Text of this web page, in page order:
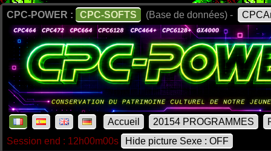
CPC-POWER : CPC-SOFTS (Base de données) -
Accueil 20154 PROGRAMMES
Session end : 12h00m00s
Hide picture Sexe : OFF